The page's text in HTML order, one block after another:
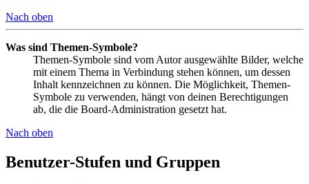
Nach oben
Was sind Themen-Symbole?
Themen-Symbole sind vom Autor ausgewählte Bilder, welche
mit einem Thema in Verbindung stehen können, um dessen
Inhalt kennzeichnen zu können. Die Möglichkeit, Themen-
Symbole zu verwenden, hängt von deinen Berechtigungen
ab, die die Board-Administration gesetzt hat.
Nach oben
Benutzer-Stufen und Gruppen